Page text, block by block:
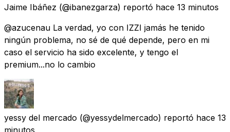
Jaime Ibáñez (@ibanezgarza) reportó hace 13 minutos
@azucenau La verdad, yo con IZZI jamás he tenido
ningún problema, no sé de qué depende, pero en mi
caso el servicio ha sido excelente, y tengo el
premium...no lo cambio
yessy del mercado (@yessydelmercado) reportó hace 13
minutos